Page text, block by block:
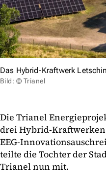
Das Hybrid-Kraftwerk
Bild: © Trianel
Die Trianel
drei Hybrid-
EEG-
teilte die Tochter der
Trianel nun mit.